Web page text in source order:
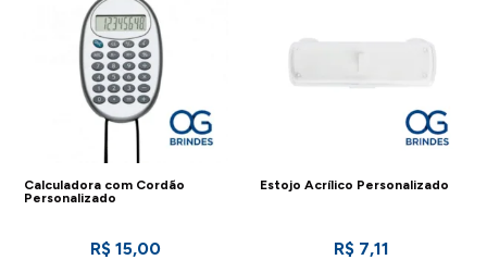
Calculadora com Cordão
Personalizado
R$ 15,00
Estojo Acrílico Personalizado
R$ 7,11